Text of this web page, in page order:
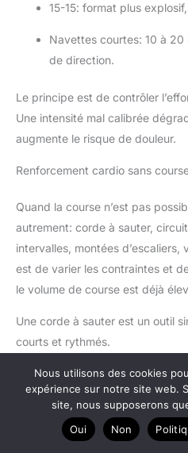
15-15: format plus
Navettes courtes: 10 à
de direction.
Le principe est de contrôler
Une intensité mal calibrée
augmente le risque de douleur.
Renforcement cardio sans
Quand la course n’est pas
autrement: corde à sauter,
intervalles, montées d’escaliers,
est de varier les contraintes et
le volume de course est déjà
Une corde à sauter est un outil
courts et rythmés.
-5%
Nous utilisons des cookies
expérience sur notre site web.
site, nous supposerons
Oui
Non